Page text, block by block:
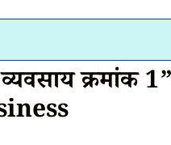
क्रमांक